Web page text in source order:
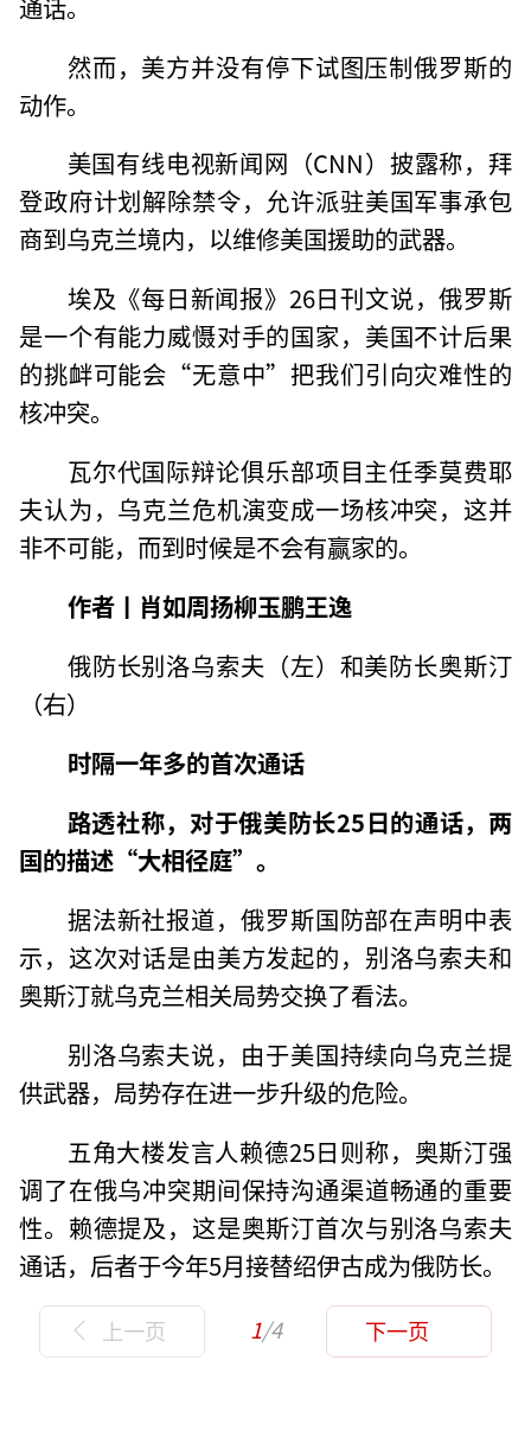
然而，美方并没有停下试图压制俄罗斯的
动作。
美国有线电视新闻网（CNN）披露称，拜
登政府计划解除禁令，允许派驻美国军事承包
商到乌克兰境内，以维修美国援助的武器。
埃及《每日新闻报》26日刊文说，俄罗斯
是一个有能力威慑对手的国家，美国不计后果
的挑衅可能会“无意中”把我们引向灾难性的
核冲突。
瓦尔代国际辩论俱乐部项目主任季莫费耶
夫认为，乌克兰危机演变成一场核冲突，这并
非不可能，而到时候是不会有赢家的。
作者丨肖如周扬柳玉鹏王逸
俄防长别洛乌索夫（左）和美防长奥斯汀
（右）
时隔一年多的首次通话
路透社称，对于俄美防长25日的通话，两
国的描述“大相径庭”。
据法新社报道，俄罗斯国防部在声明中表
示，这次对话是由美方发起的，别洛乌索夫和
奥斯汀就乌克兰相关局势交换了看法。
别洛乌索夫说，由于美国持续向乌克兰提
供武器，局势存在进一步升级的危险。
五角大楼发言人赖德25日则称，奥斯汀强
调了在俄乌冲突期间保持沟通渠道畅通的重要
性。赖德提及，这是奥斯汀首次与别洛乌索夫
通话，后者于今年5月接替绍伊古成为俄防长。
上一页 1/4 下一页